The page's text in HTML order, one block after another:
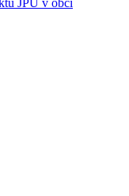
JPÚ v obci